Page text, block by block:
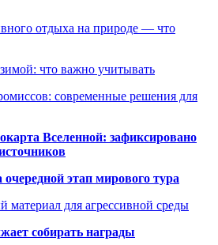
отдыха на природе — что
что важно учитывать
современные решения для
Вселенной: зафиксировано
этап мирового тура
для агрессивной среды
собирать награды